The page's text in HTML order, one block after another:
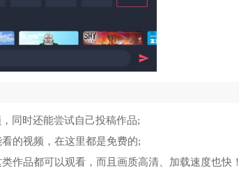
同时还能尝试自己投稿作品;
的视频，在这里都是免费的;
作品都可以观看，而且画质高清、加载速度也快！